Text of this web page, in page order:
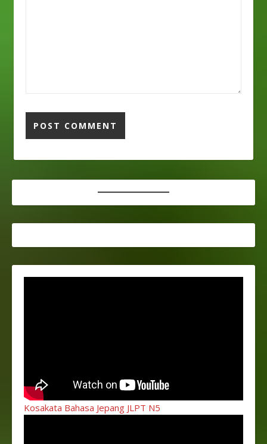
Kosakata Bahasa Jepang JLPT N5